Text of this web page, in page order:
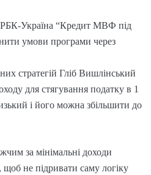
РБК-Україна “Кредит МВФ під
умови програми через
стратегій Гліб Вишлінський
для стягування податку в 1
і його можна збільшити до
за мінімальні доходи
щоб не підривати саму логіку